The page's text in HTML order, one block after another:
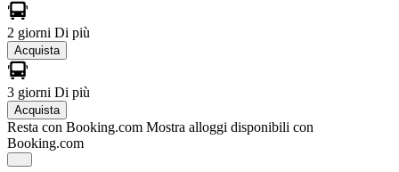
2 giorni Di più
Acquista
3 giorni Di più
Acquista
Resta con Booking.com Mostra alloggi disponibili con
Booking.com